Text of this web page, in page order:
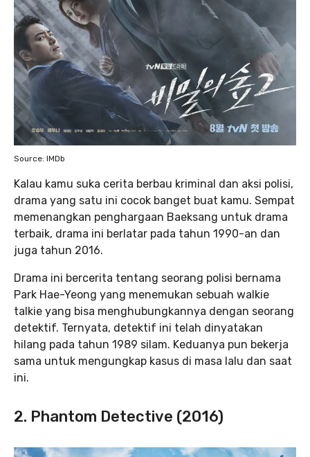
Source: IMDb
Kalau kamu suka cerita berbau kriminal dan aksi polisi,
drama yang satu ini cocok banget buat kamu. Sempat
memenangkan penghargaan Baeksang untuk drama
terbaik, drama ini berlatar pada tahun 1990-an dan
juga tahun 2016.
Drama ini bercerita tentang seorang polisi bernama
Park Hae-Yeong yang menemukan sebuah walkie
talkie yang bisa menghubungkannya dengan seorang
detektif. Ternyata, detektif ini telah dinyatakan
hilang pada tahun 1989 silam. Keduanya pun bekerja
sama untuk mengungkap kasus di masa lalu dan saat
ini.
2. Phantom Detective (2016)